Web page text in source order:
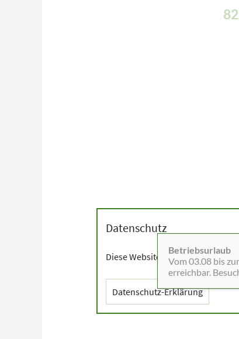
Betriebsurlaub
Vom 03.08 bis
erreichbar.
Datenschutz
Diese Website setzt Cookies
Datenschutz-Erklärung